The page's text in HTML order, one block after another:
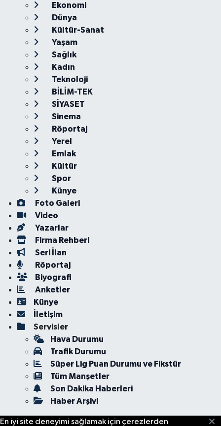
Ekonomi
Dünya
Kültür-Sanat
Yaşam
Sağlık
Kadın
Teknoloji
BİLİM-TEK
SİYASET
Sinema
Röportaj
Yerel
Emlak
Kültür
Spor
Künye
Foto Galeri
Video
Yazarlar
Firma Rehberi
Seri İlan
Röportaj
Biyografi
Anketler
Künye
İletişim
Servisler
Hava Durumu
Trafik Durumu
Süper Lig Puan Durumu ve Fikstür
Tüm Manşetler
Son Dakika Haberleri
Haber Arşivi
En iyi site deneyimi sağlamak için çerezlerden